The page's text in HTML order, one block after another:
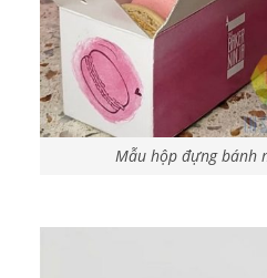
Mẫu hộp đựng bánh